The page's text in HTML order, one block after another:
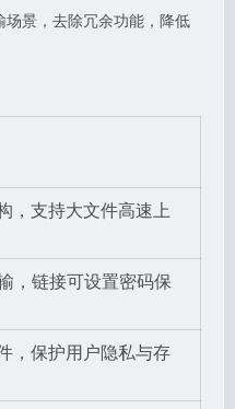
场景，去除冗余功能，降低
，支持大文件高速上
，链接可设置密码保
，保护用户隐私与存